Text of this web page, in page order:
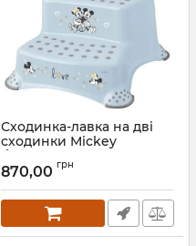
Сходинка-лавка на дві
сходинки Mickey
блакитна 1950.1
Артикул: 1950.1
870,00 грн